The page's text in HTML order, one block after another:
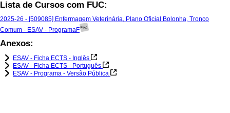
Lista de Cursos com FUC:
2025-26 - [509085] Enfermagem Veterinária, Plano Oficial Bolonha, Tronco
Comum - ESAV - ProgramaF
Anexos:
ESAV - Ficha ECTS - Inglês
ESAV - Ficha ECTS - Português
ESAV - Programa - Versão Pública